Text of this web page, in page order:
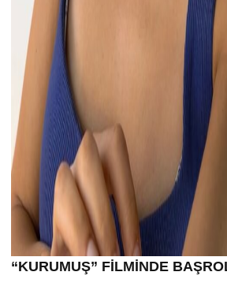
“KURUMUŞ” FİLMİNDE BA